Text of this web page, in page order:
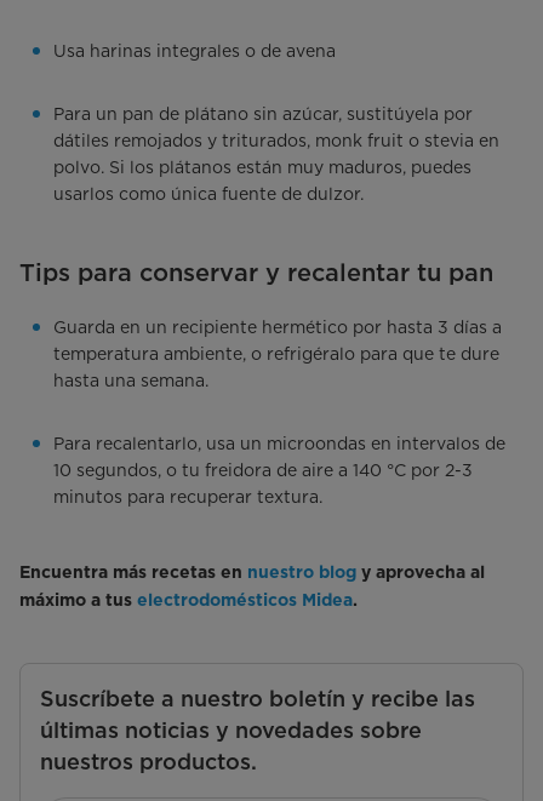
Usa harinas integrales o de avena
Para un pan de plátano sin azúcar, sustitúyela por
dátiles remojados y triturados, monk fruit o stevia en
polvo. Si los plátanos están muy maduros, puedes
usarlos como única fuente de dulzor.
Tips para conservar y recalentar tu pan
Guarda en un recipiente hermético por hasta 3 días a
temperatura ambiente, o refrigéralo para que te dure
hasta una semana.
Para recalentarlo, usa un microondas en intervalos de
10 segundos, o tu freidora de aire a 140 °C por 2-3
minutos para recuperar textura.
Encuentra más recetas en nuestro blog y aprovecha al
máximo a tus electrodomésticos Midea.
Suscríbete a nuestro boletín y recibe las
últimas noticias y novedades sobre
nuestros productos.